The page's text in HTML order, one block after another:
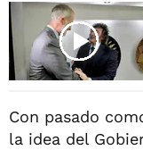
Con pasado
la idea del